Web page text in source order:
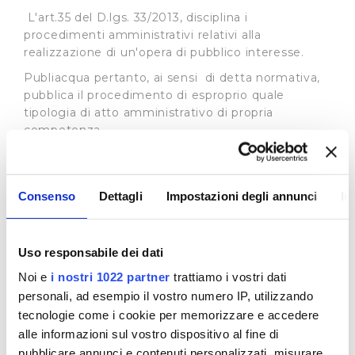
Consenso Dettagli Impostazioni degli annunci
Uso responsabile dei dati
Noi e i nostri 1022 partner trattiamo i vostri dati
personali, ad esempio il vostro numero IP, utilizzando
tecnologie come i cookie per memorizzare e accedere
alle informazioni sul vostro dispositivo al fine di
L'art.35 del D.lgs. 33/2013, disciplina i
procedimenti amministrativi relativi alla
realizzazione di un'opera di pubblico interesse.
Publiacqua pertanto, ai sensi di detta normativa,
pubblica il procedimento di esproprio quale
tipologia di atto amministrativo di propria
competenza.
In base all’art. 22 L.R. 69/2011 l'Autorità Idrica
Toscana può delegare, in tutto o in parte, i propri
poteri espropriativi al gestore del servizio idrico
integrato, nell'ambito della convenzione di
espropriativo. Si rimanda al sito dell’
Toscanaper tutte le informazioni connesse ai
procedimenti in essere.
Procedimenti ad istanza di parte
In merito ai procedimenti di istanza di parte la